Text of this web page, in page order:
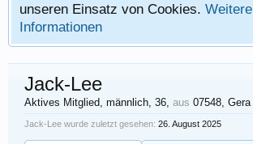
unseren Einsatz von Cookies. Weitere
Informationen
Jack-Lee
Aktives Mitglied, männlich, 36, aus 07548, Gera
Jack-Lee wurde zuletzt gesehen: 26. August 2025